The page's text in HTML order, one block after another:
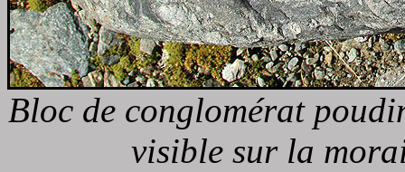
Bloc de conglomérat
visible sur la